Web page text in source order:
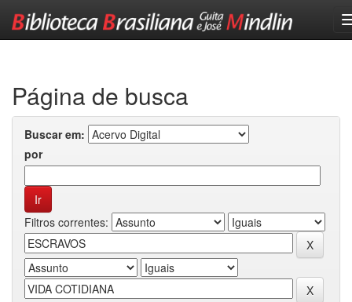
Página de busca
Buscar em:
por
Filtros correntes: